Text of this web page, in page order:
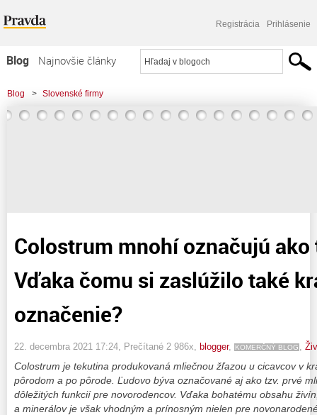
Registrácia Prihlásenie
Blog
Najnovšie články
Najčítanejšie články
Najkomentovanejšie články
Blog > Slovenské firmy
> Colostrum mnohí označujú ako tekuté zlato. Vďaka čomu si zaslúžilo také
Colostrum mnohí označujú
Vďaka čomu si zaslúžilo také
označenie?
22. decembra 2021 17:24 , Prečítané 2 986x, blogger, KOMERČNÝ BLOG
Colostrum je tekutina produkovaná mliečnou žľazou u cicavcov v
pôrodom a po pôrode. Ľudovo býva označované aj ako tzv. prvé
dôležitých funkcií pre novorodencov. Vďaka bohatému obsahu
a minerálov je však vhodným a prínosným nielen pre